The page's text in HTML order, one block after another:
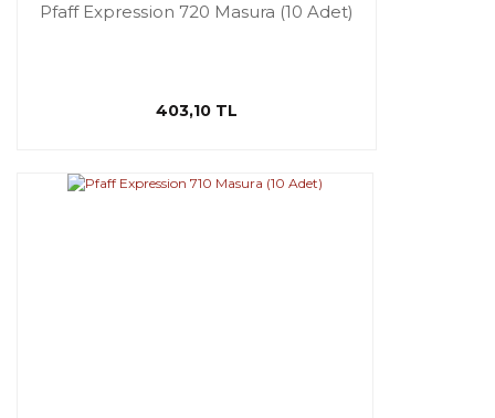
Pfaff Expression 720 Masura (10 Adet)
403,10 TL